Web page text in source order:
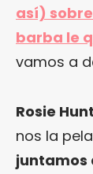
así)
barba le
vamos a
Rosie
nos la
juntamos